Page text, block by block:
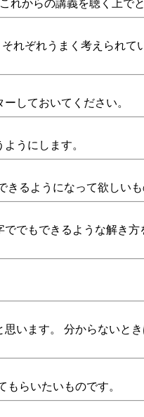
からの講義を聴く上で
れぞれうまく考えられて
しておいてください。
うにします。
るようになって欲しいも
でもできるような解き方
います。 分からないと
らいたいものです。